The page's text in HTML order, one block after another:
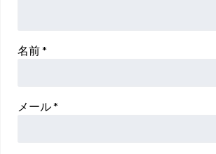
名前*
メール*